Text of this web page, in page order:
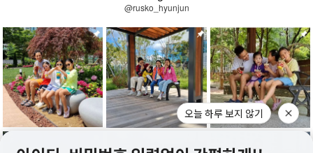
@rusko_hyunjun